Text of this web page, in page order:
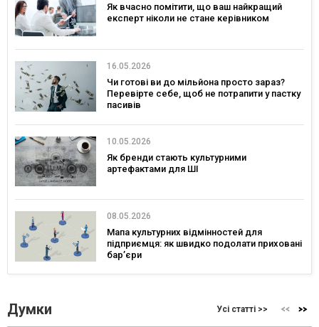
Як вчасно помітити, що ваш найкращий
експерт ніколи не стане керівником
16.05.2026
Чи готові ви до мільйона просто зараз?
Перевірте себе, щоб не потрапити у пастку
пасивів
10.05.2026
Як бренди стають культурними
артефактами для ШІ
08.05.2026
Мапа культурних відмінностей для
підприємця: як швидко подолати приховані
бар’єри
Думки Усі статті >>